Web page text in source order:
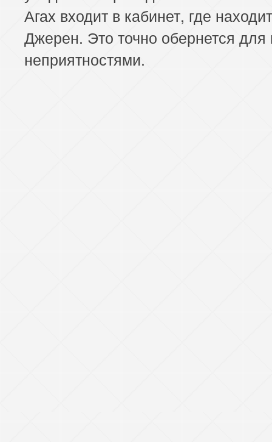
Агах входит в кабинет, где
Джерен. Это точно обернется для
неприятностями.